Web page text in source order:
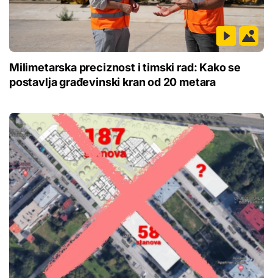
Milimetarska preciznost i timski rad: Kako se
postavlja građevinski kran od 20 metara